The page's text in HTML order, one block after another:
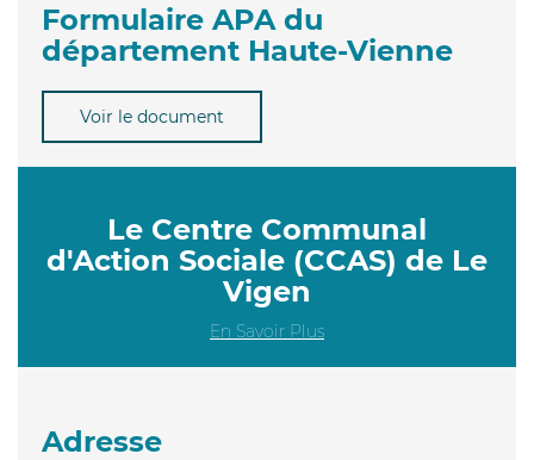
Formulaire APA du
département Haute-Vienne
Voir le document
Le Centre Communal
d'Action Sociale (CCAS) de Le
Vigen
En Savoir Plus
Adresse